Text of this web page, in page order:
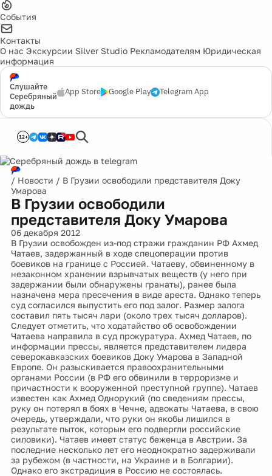
События
Контакты
О нас Экскурсии Silver Studio Рекламодателям Юридическая
информация
Слушайте
Серебряный
дождь
App Store Google Play Telegram App
12+
/ Новости / В Грузии освободили представителя Доку
Умарова
В Грузии освободили
представителя Доку Умарова
06 декабря 2012
В Грузии освобожден из-под стражи гражданин РФ Ахмед
Чатаев, задержанный в ходе спецоперации против
боевиков на границе с Россией. Чатаеву, обвиненному в
незаконном хранении взрывчатых веществ (у него при
задержании были обнаружены гранаты), ранее была
назначена мера пресечения в виде ареста. Однако теперь
суд согласился выпустить его под залог. Размер залога
составил пять тысяч лари (около трех тысяч долларов).
Следует отметить, что ходатайство об освобождении
Чатаева направила в суд прокуратура. Ахмед Чатаев, по
информации прессы, является представителем лидера
северокавказских боевиков Доку Умарова в Западной
Европе. Он разыскивается правоохранительными
органами России (в РФ его обвинили в терроризме и
причастности к вооруженной преступной группе). Чатаев
известен как Ахмед Однорукий (по сведениям прессы,
руку он потерял в боях в Чечне, адвокаты Чатаева, в свою
очередь, утверждали, что руки он якобы лишился в
результате пыток, которым его подвергли российские
силовики). Чатаев имеет статус беженца в Австрии. За
последние несколько лет его неоднократно задерживали
за рубежом (в частности, на Украине и в Болгарии).
Однако его экстрадиция в Россию не состоялась.